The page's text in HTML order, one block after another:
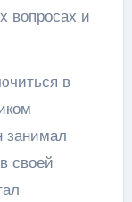
вопросах и
в
занимал
своей